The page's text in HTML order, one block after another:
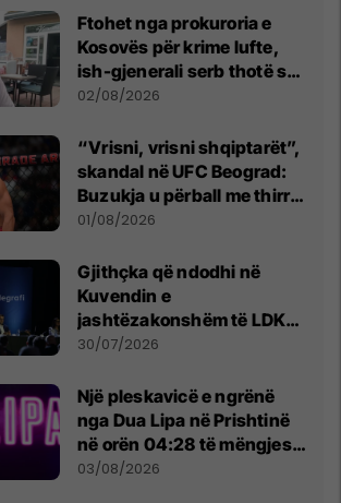
Ftohet nga prokuroria e
Kosovës për krime lufte,
ish-gjenerali serb thotë se
dikush e tradhtoi në
02/08/2026
“Vrisni, vrisni shqiptarët”,
skandal në UFC Beograd:
Buzukja u përball me thirrje
anti-shqiptare nga
01/08/2026
Gjithçka që ndodhi në
Kuvendin e
jashtëzakonshëm të LDK-
së
30/07/2026
Një pleskavicë e ngrënë
nga Dua Lipa në Prishtinë
në orën 04:28 të mëngjesit
- dhe bota digjitale serbe
03/08/2026